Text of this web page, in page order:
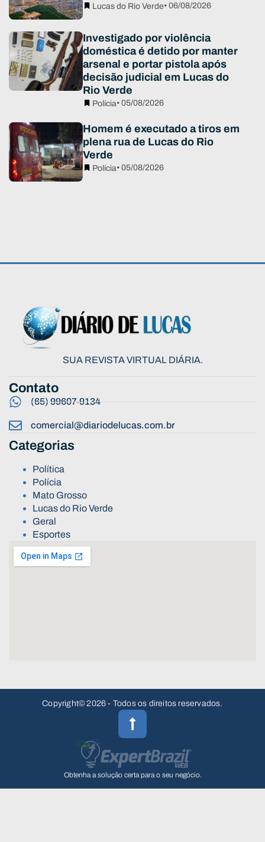
Lucas do Rio Verde• 06/08/2026
Investigado por violência
doméstica é detido por manter
arsenal e portar pistola após
decisão judicial em Lucas do
Rio Verde
Polícia• 05/08/2026
Homem é executado a tiros em
plena rua de Lucas do Rio
Verde
Polícia• 05/08/2026
SUA REVISTA VIRTUAL DIÁRIA.
Contato
(65) 99607-9134
comercial@diariodelucas.com.br
Categorias
Política
Polícia
Mato Grosso
Lucas do Rio Verde
Geral
Esportes
Copyright© 2026 - Todos os direitos reservados.
Obtenha a solução certa para o seu negócio.